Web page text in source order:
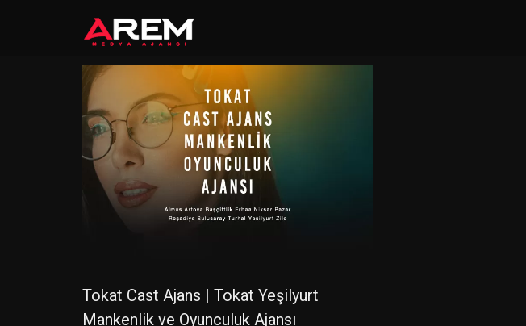
Tokat Cast Ajans | Tokat Yeşilyurt
Mankenlik ve Oyunculuk Ajansı